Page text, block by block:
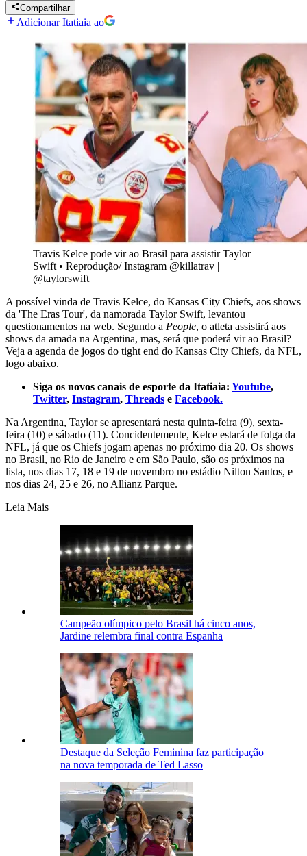
Compartilhar
Adicionar Itatiaia ao
Travis Kelce pode vir ao Brasil para assistir Taylor
Swift • Reprodução/ Instagram @killatrav |
@taylorswift
A possível vinda de Travis Kelce, do Kansas City Chiefs, aos shows
da 'The Eras Tour', da namorada Taylor Swift, levantou
questionamentos na web. Segundo a People, o atleta assistirá aos
shows da amada na Argentina, mas, será que poderá vir ao Brasil?
Veja a agenda de jogos do tight end do Kansas City Chiefs, da NFL,
logo abaixo.
Siga os novos canais de esporte da Itatiaia: Youtube,
Twitter, Instagram, Threads e Facebook.
Na Argentina, Taylor se apresentará nesta quinta-feira (9), sexta-
feira (10) e sábado (11). Concidentemente, Kelce estará de folga da
NFL, já que os Chiefs jogam apenas no próximo dia 20. Os shows
no Brasil, no Rio de Janeiro e em São Paulo, são os próximos na
lista, nos dias 17, 18 e 19 de novembro no estádio Nilton Santos, e
nos dias 24, 25 e 26, no Allianz Parque.
Leia Mais
Campeão olímpico pelo Brasil há cinco anos,
Jardine relembra final contra Espanha
Destaque da Seleção Feminina faz participação
na nova temporada de Ted Lasso